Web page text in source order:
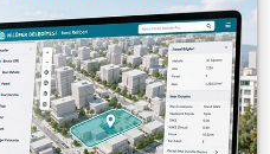
kazandı.
Zekeriya Işık, Nilüfer
Bozbey adına35 mm
teşekkür etti.